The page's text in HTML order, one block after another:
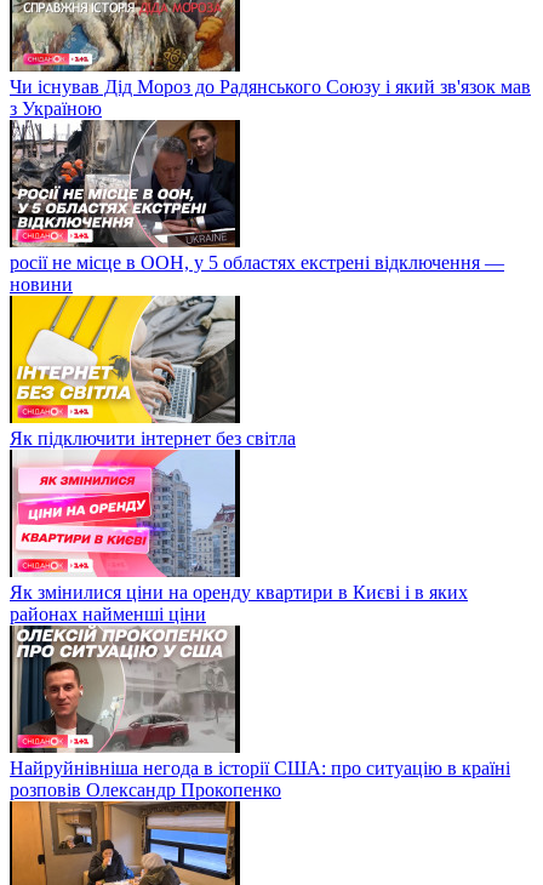
Чи існував Дід Мороз до Радянського Союзу і який зв'язок мав
з Україною
росії не місце в ООН, у 5 областях екстрені відключення —
новини
Як підключити інтернет без світла
Як змінилися ціни на оренду квартири в Києві і в яких
районах найменші ціни
Найруйнівніша негода в історії США: про ситуацію в країні
розповів Олександр Прокопенко